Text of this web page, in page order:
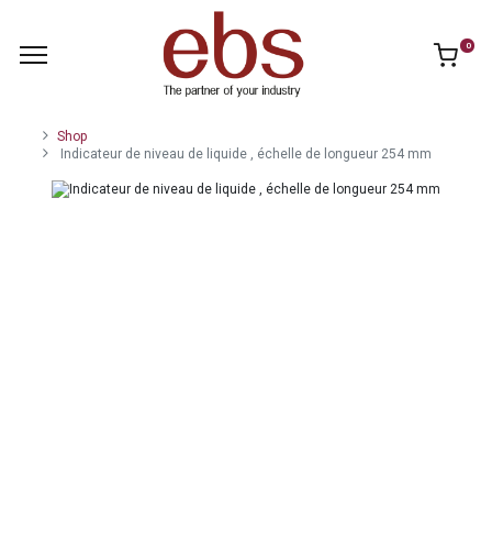
0
Shop
Indicateur de niveau de liquide , échelle de longueur 254 mm